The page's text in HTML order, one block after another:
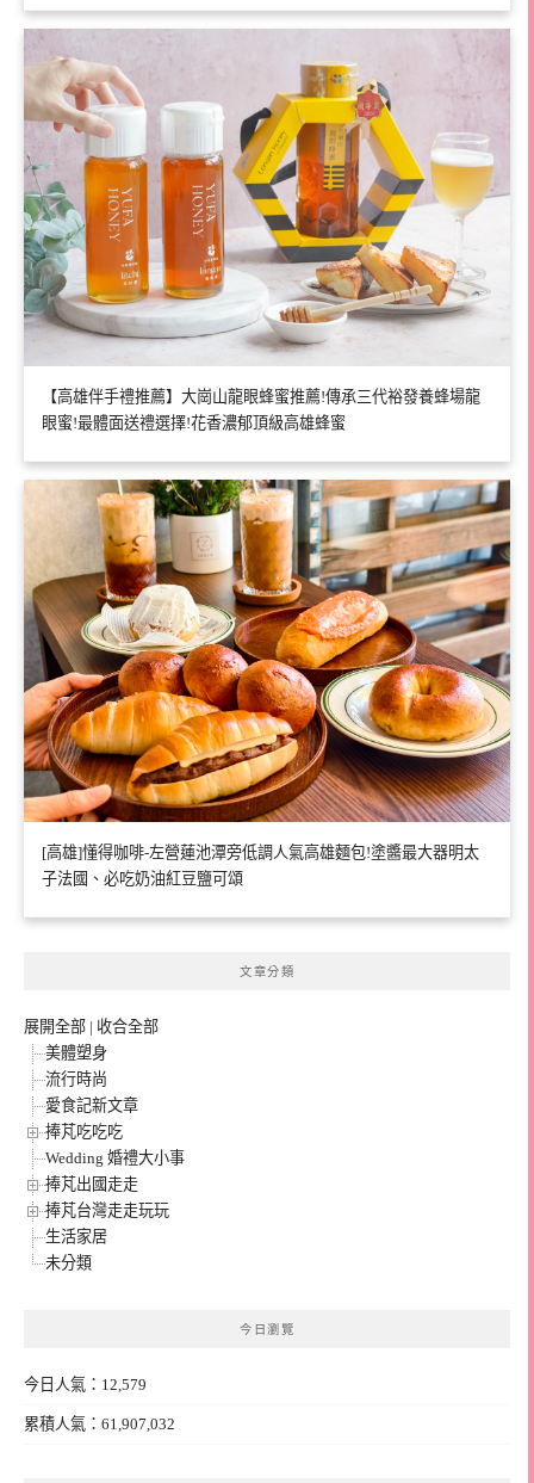
【高雄伴手禮推薦】大崗山龍眼蜂蜜推薦!傳承三代裕發養蜂場龍
眼蜜!最體面送禮選擇!花香濃郁頂級高雄蜂蜜
[高雄]懂得咖啡-左營蓮池潭旁低調人氣高雄麵包!塗醬最大器明太
子法國、必吃奶油紅豆鹽可頌
文章分類
展開全部 | 收合全部
美體塑身
流行時尚
愛食記新文章
捧芃吃吃吃
Wedding 婚禮大小事
捧芃出國走走
捧芃台灣走走玩玩
生活家居
未分類
今日瀏覽
今日人氣：12,579
累積人氣：61,907,032